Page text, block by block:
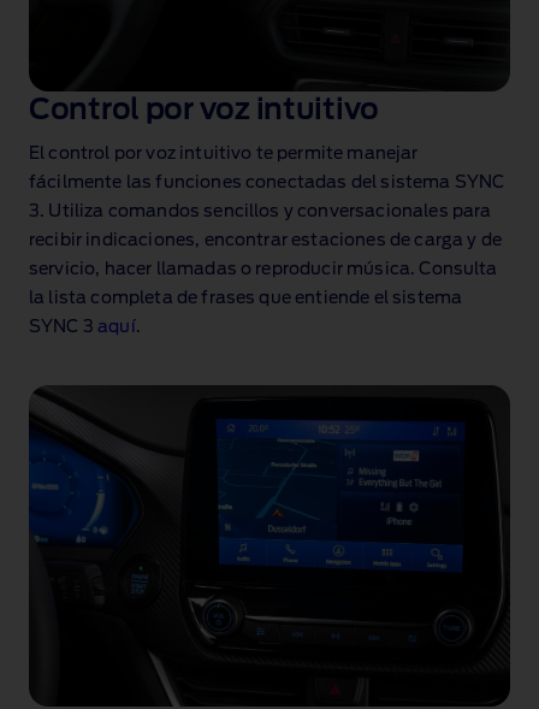
Control por voz intuitivo
El control por voz intuitivo te permite manejar
fácilmente las funciones conectadas del sistema SYNC
3. Utiliza comandos sencillos y conversacionales para
recibir indicaciones, encontrar estaciones de carga y de
servicio, hacer llamadas o reproducir música. Consulta
la lista completa de frases que entiende el sistema
SYNC 3 aquí .